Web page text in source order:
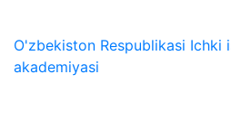
O'zbekiston Respublikasi Ichki
akademiyasi